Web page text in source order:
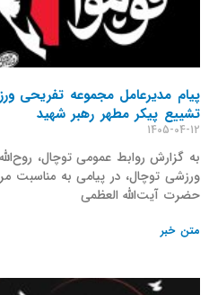
پیام مدیرعامل مجموعه تفریحی
تشییع پیکر مطهر رهبر شهید
1405-04-12
به گزارش روابط عمومی توچال،
ورزشی توچال، در پیامی به مناسبت
حضرت آیت‌الله العظمی
متن خبر